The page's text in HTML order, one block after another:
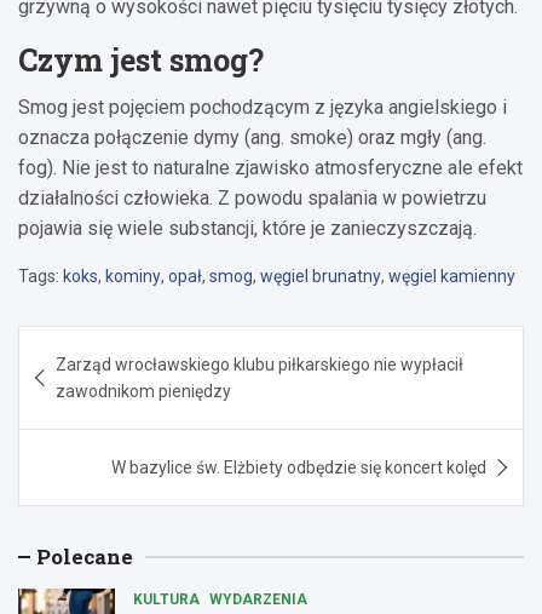
grzywną o wysokości nawet pięciu tysięciu tysięcy złotych.
Czym jest smog?
Smog jest pojęciem pochodzącym z języka angielskiego i
oznacza połączenie dymy (ang. smoke) oraz mgły (ang.
fog). Nie jest to naturalne zjawisko atmosferyczne ale efekt
działalności człowieka. Z powodu spalania w powietrzu
pojawia się wiele substancji, które je zanieczyszczają.
Tags: koks, kominy, opał, smog, węgiel brunatny, węgiel kamienny
wpisu
Zarząd wrocławskiego klubu piłkarskiego nie wypłacił
zawodnikom pieniędzy
W bazylice św. Elżbiety odbędzie się koncert kolęd
Polecane
KULTURA WYDARZENIA